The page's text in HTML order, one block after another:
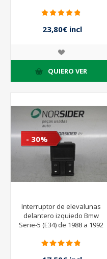
23,80€ incl
impuestos
QUIERO VER
- 30%
Interruptor de elevalunas
delantero izquiedo Bmw
Serie-5 (E34) de 1988 a 1992